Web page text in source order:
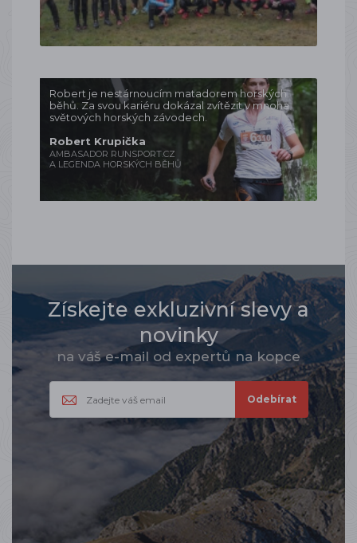
Robert je nestárnoucím matadorem horských
běhů. Za svou kariéru dokázal zvítězit v mnoha
světových horských závodech.
Robert Krupička
AMBASADOR RUNSPORT.CZ
A LEGENDA HORSKÝCH BĚHŮ
Získejte exkluzivní slevy a
novinky
na váš e-mail od expertů na kopce